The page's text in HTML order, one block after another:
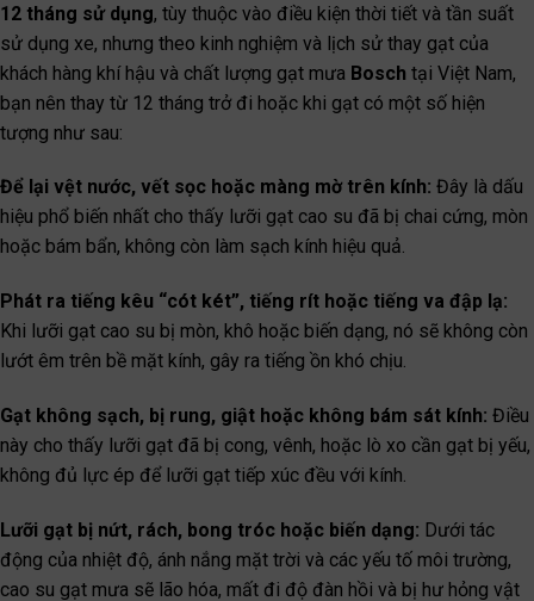
12 tháng sử dụng, tùy thuộc vào điều kiện thời tiết và tần suất
sử dụng xe, nhưng theo kinh nghiệm và lịch sử thay gạt của
khách hàng khí hậu và chất lượng gạt mưa Bosch tại Việt Nam,
bạn nên thay từ 12 tháng trở đi hoặc khi gạt có một số hiện
tượng như sau:
Để lại vệt nước, vết sọc hoặc màng mờ trên kính: Đây là dấu
hiệu phổ biến nhất cho thấy lưỡi gạt cao su đã bị chai cứng, mòn
hoặc bám bẩn, không còn làm sạch kính hiệu quả.
Phát ra tiếng kêu “cót két”, tiếng rít hoặc tiếng va đập lạ:
Khi lưỡi gạt cao su bị mòn, khô hoặc biến dạng, nó sẽ không còn
lướt êm trên bề mặt kính, gây ra tiếng ồn khó chịu.
Gạt không sạch, bị rung, giật hoặc không bám sát kính: Điều
này cho thấy lưỡi gạt đã bị cong, vênh, hoặc lò xo cần gạt bị yếu,
không đủ lực ép để lưỡi gạt tiếp xúc đều với kính.
Lưỡi gạt bị nứt, rách, bong tróc hoặc biến dạng: Dưới tác
động của nhiệt độ, ánh nắng mặt trời và các yếu tố môi trường,
cao su gạt mưa sẽ lão hóa, mất đi độ đàn hồi và bị hư hỏng vật